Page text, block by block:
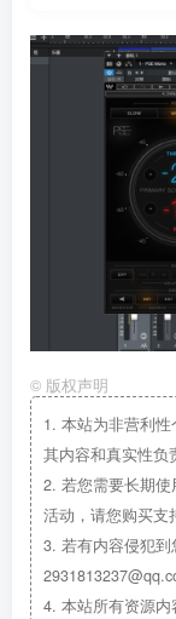
© 版权声明
1. 本站为非营利
其内容和真实性负
2. 若您需要长期
活动，请您购买支
3. 若有内容侵犯到
4. 本站所有资源